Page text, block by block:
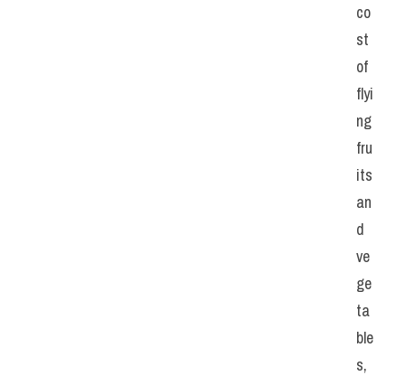
co
st
of
flyi
ng
fru
its
an
d
ve
ge
ta
ble
s,